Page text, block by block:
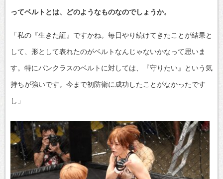
ってベルトとは、どのようなものなのでしょうか。
「私の『生きた証』ですかね。毎日やり続けてきたことが結果と
して、形として表れたのがベルトなんじゃないかなって思いま
す。特にパンクラスのベルトに対しては、『守りたい』という気
持ちが強いです。今まで初防衛に成功したことがなかったです
し」